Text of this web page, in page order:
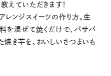
e
えていただきます！
ンジスイーツの作り方。生
を混ぜて焼くだけで、パサパ
焼き芋を、おいしいさつまいも